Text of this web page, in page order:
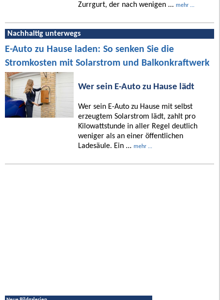
Zurrgurt, der nach wenigen ... mehr ...
Nachhaltig unterwegs
E-Auto zu Hause laden: So senken Sie die
Stromkosten mit Solarstrom und Balkonkraftwerk
Wer sein E-Auto zu Hause lädt
Wer sein E-Auto zu Hause mit selbst
erzeugtem Solarstrom lädt, zahlt pro
Kilowattstunde in aller Regel deutlich
weniger als an einer öffentlichen
Ladesäule. Ein ... mehr ...